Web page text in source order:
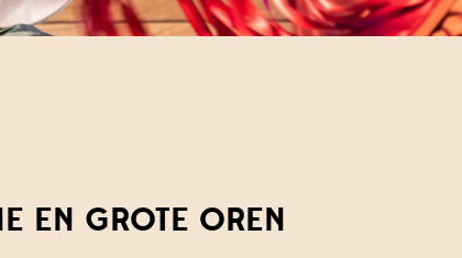
EN GROTE OREN